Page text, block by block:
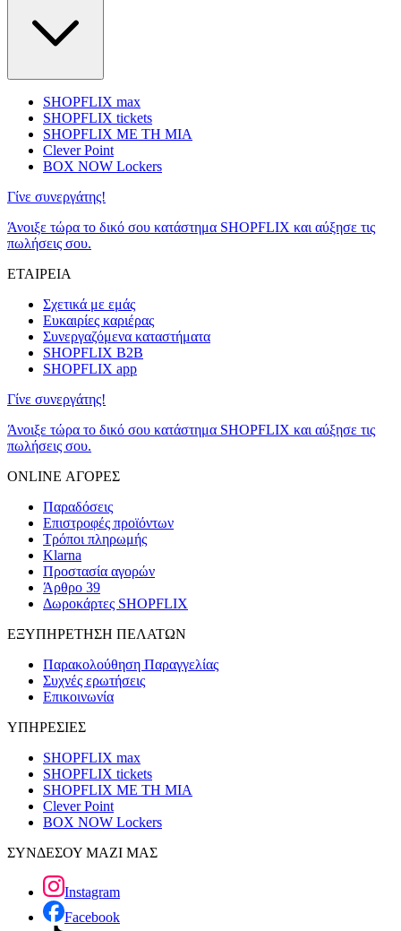
SHOPFLIX max
SHOPFLIX tickets
SHOPFLIX ΜΕ ΤΗ ΜΙΑ
Clever Point
BOX NOW Lockers
Γίνε συνεργάτης!
Άνοιξε τώρα το δικό σου κατάστημα SHOPFLIX και αύξησε τις
πωλήσεις σου.
ΕΤΑΙΡΕΙΑ
Σχετικά με εμάς
Ευκαιρίες καριέρας
Συνεργαζόμενα καταστήματα
SHOPFLIX B2B
SHOPFLIX app
Γίνε συνεργάτης!
Άνοιξε τώρα το δικό σου κατάστημα SHOPFLIX και αύξησε τις
πωλήσεις σου.
ONLINE ΑΓΟΡΕΣ
Παραδόσεις
Επιστροφές προϊόντων
Τρόποι πληρωμής
Klarna
Προστασία αγορών
Άρθρο 39
Δωροκάρτες SHOPFLIX
ΕΞΥΠΗΡΕΤΗΣΗ ΠΕΛΑΤΩΝ
Παρακολούθηση Παραγγελίας
Συχνές ερωτήσεις
Επικοινωνία
ΥΠΗΡΕΣΙΕΣ
SHOPFLIX max
SHOPFLIX tickets
SHOPFLIX ΜΕ ΤΗ ΜΙΑ
Clever Point
BOX NOW Lockers
ΣΥΝΔΕΣΟΥ ΜΑΖΙ ΜΑΣ
Instagram
Facebook